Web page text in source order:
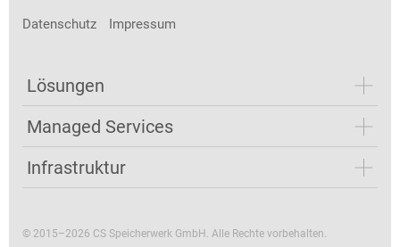
Datenschutz Impressum
Lösungen
Managed Services
Infrastruktur
© 2015–2026 CS Speicherwerk GmbH. Alle Rechte vorbehalten.